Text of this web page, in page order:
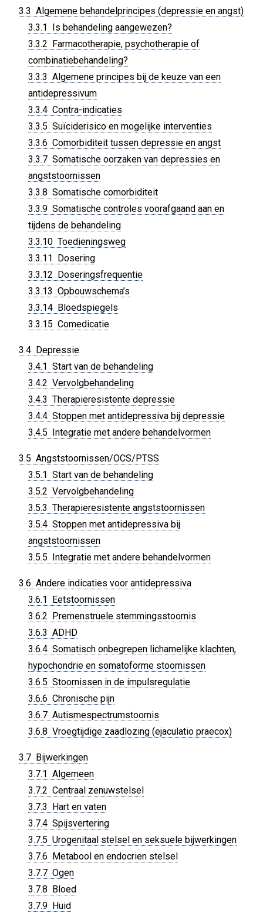
3.3 Algemene behandelprincipes (depressie en angst)
3.3.1 Is behandeling aangewezen?
3.3.2 Farmacotherapie, psychotherapie of
combinatiebehandeling?
3.3.3 Algemene principes bij de keuze van een
antidepressivum
3.3.4 Contra-indicaties
3.3.5 Suïciderisico en mogelijke interventies
3.3.6 Comorbiditeit tussen depressie en angst
3.3.7 Somatische oorzaken van depressies en
angststoornissen
3.3.8 Somatische comorbiditeit
3.3.9 Somatische controles voorafgaand aan en
tijdens de behandeling
3.3.10 Toedieningsweg
3.3.11 Dosering
3.3.12 Doseringsfrequentie
3.3.13 Opbouwschema’s
3.3.14 Bloedspiegels
3.3.15 Comedicatie
3.4 Depressie
3.4.1 Start van de behandeling
3.4.2 Vervolgbehandeling
3.4.3 Therapieresistente depressie
3.4.4 Stoppen met antidepressiva bij depressie
3.4.5 Integratie met andere behandelvormen
3.5 Angststoornissen/OCS/PTSS
3.5.1 Start van de behandeling
3.5.2 Vervolgbehandeling
3.5.3 Therapieresistente angststoornissen
3.5.4 Stoppen met antidepressiva bij
angststoornissen
3.5.5 Integratie met andere behandelvormen
3.6 Andere indicaties voor antidepressiva
3.6.1 Eetstoornissen
3.6.2 Premenstruele stemmingsstoornis
3.6.3 ADHD
3.6.4 Somatisch onbegrepen lichamelijke klachten,
hypochondrie en somatoforme stoornissen
3.6.5 Stoornissen in de impulsregulatie
3.6.6 Chronische pijn
3.6.7 Autismespectrumstoornis
3.6.8 Vroegtijdige zaadlozing (ejaculatio praecox)
3.7 Bijwerkingen
3.7.1 Algemeen
3.7.2 Centraal zenuwstelsel
3.7.3 Hart en vaten
3.7.4 Spijsvertering
3.7.5 Urogenitaal stelsel en seksuele bijwerkingen
3.7.6 Metabool en endocrien stelsel
3.7.7 Ogen
3.7.8 Bloed
3.7.9 Huid